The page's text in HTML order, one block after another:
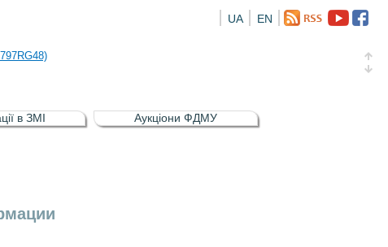
EN
UA
облігація відсоткова електронна іменна (ISIN UA5000016726)
(ISIN UA4000232607)
облігація відсоткова електронна іменна (ISIN UA5000016726)
в ЗМІ Аукціони ФДМУ